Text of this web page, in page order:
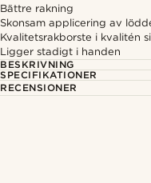
Bättre rakning
Skonsam applicering av
Kvalitetsrakborste i kvalitén
Ligger stadigt i handen
BESKRIVNING
SPECIFIKATIONER
RECENSIONER